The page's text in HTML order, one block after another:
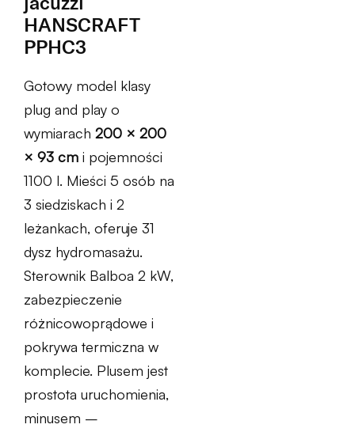
HANSCRAFT
PPHC3
Gotowy model klasy
plug and play o
wymiarach 200 × 200
× 93 cm i pojemności
1100 l. Mieści 5 osób na
3 siedziskach i 2
leżankach, oferuje 31
dysz hydromasażu.
Sterownik Balboa 2 kW,
zabezpieczenie
różnicowoprądowe i
pokrywa termiczna w
komplecie. Plusem jest
prostota uruchomienia,
minusem –